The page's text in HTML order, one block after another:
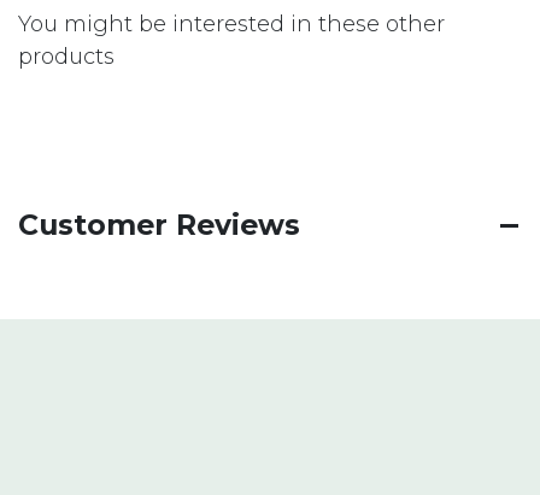
You might be interested in these other
products
Customer Reviews